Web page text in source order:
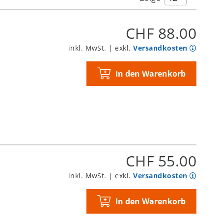
CHF 88.00
inkl. MwSt. | exkl.Versandkosten
In den Warenkorb
CHF 55.00
inkl. MwSt. | exkl.Versandkosten
In den Warenkorb